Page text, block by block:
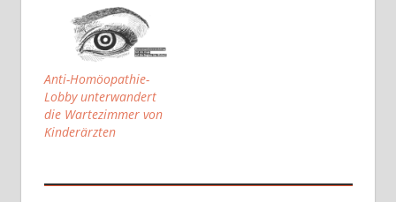
gegen Homöopathie
weiter. In der
Tageszeitung Der
Tagesspiegel darf sich
sogar ein Kinderarzt
(der anonym unter
@kinderdok twittert) ,
der den Skeptikern
äußern. Hier der Text
Anti-Homöopathie-
Lobby unterwandert
die Wartezimmer von
Kinderärzten